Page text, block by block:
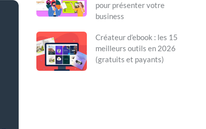
pour présenter votre
business
Créateur d’ebook : les 15
meilleurs outils en 2026
(gratuits et payants)